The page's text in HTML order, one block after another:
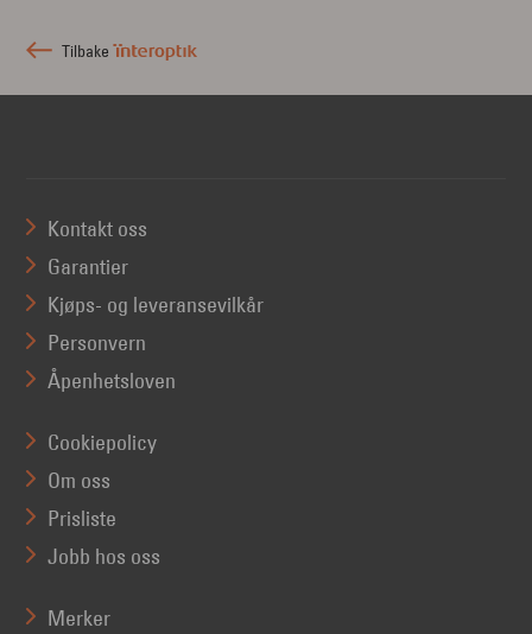
Tilbake
Kontakt oss
Garantier
Kjøps- og leveransevilkår
Personvern
Åpenhetsloven
Cookiepolicy
Om oss
Prisliste
Jobb hos oss
Merker